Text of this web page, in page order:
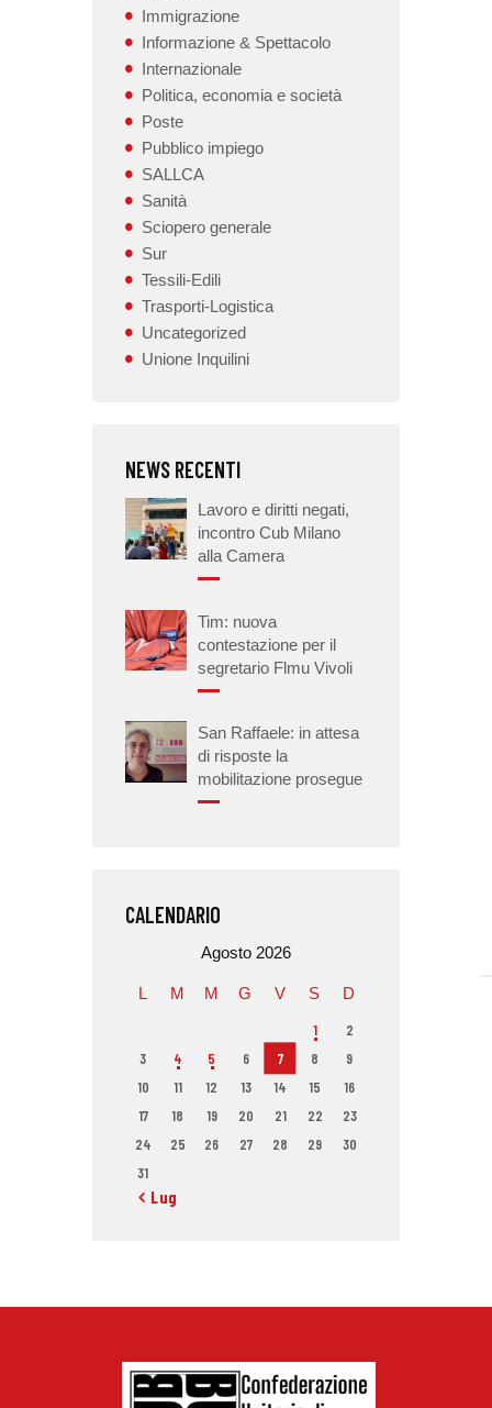
Immigrazione
Informazione & Spettacolo
Internazionale
Politica, economia e società
Poste
Pubblico impiego
SALLCA
Sanità
Sciopero generale
Sur
Tessili-Edili
Trasporti-Logistica
Uncategorized
Unione Inquilini
NEWS RECENTI
Lavoro e diritti negati,
incontro Cub Milano
alla Camera
Tim: nuova
contestazione per il
segretario Flmu Vivoli
San Raffaele: in attesa
di risposte la
mobilitazione prosegue
CALENDARIO
Agosto 2026
L M M G V S D
1
2
3
4 5 6 7 8
9
10
11 12 13 14 15
16
17
18 19 20 21 22
23
24
25 26 27 28 29
30
31
« Lug